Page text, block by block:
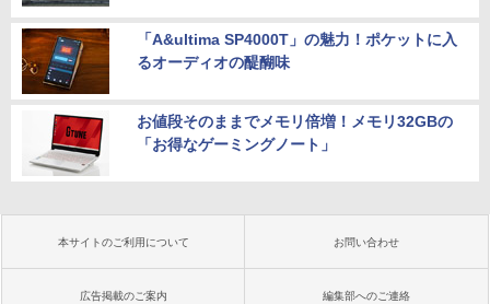
「A&ultima SP4000T」の魅力！ポケットに入
るオーディオの醍醐味
お値段そのままでメモリ倍増！メモリ32GBの
「お得なゲーミングノート」
本サイトのご利用について お問い合わせ
広告掲載のご案内 編集部へのご連絡